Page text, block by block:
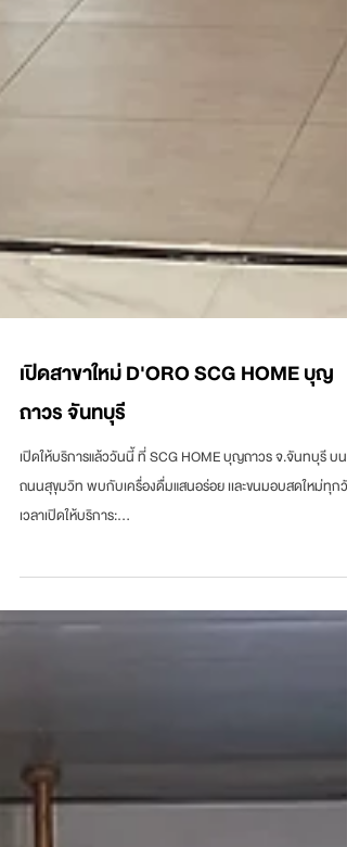
เปิดสาขาใหม่ D'ORO SCG HOME บุญ
ถาวร จันทบุรี
เปิดให้บริการแล้ววันนี้ ที่ SCG HOME บุญถาวร จ.จันทบุรี บน
ถนนสุขุมวิท พบกับเครื่องดื่มแสนอร่อย เเละขนมอบสดใหม่ทุกวัน ​